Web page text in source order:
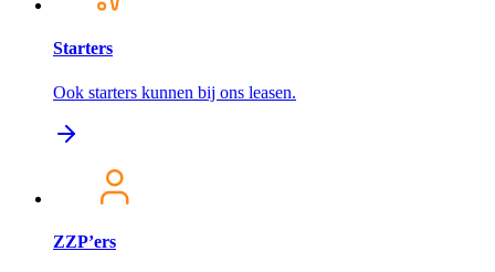
Starters
Ook starters kunnen bij ons leasen.
ZZP’ers